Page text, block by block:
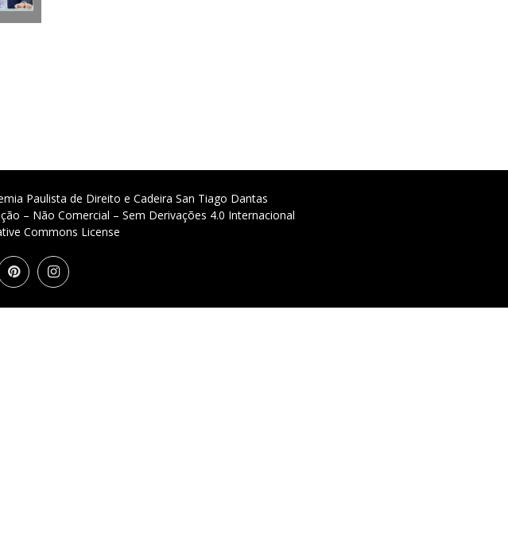
Paulista de Direito e Cadeira San Tiago Dantas
– Não Comercial – Sem Derivações 4.0 Internacional
Commons License